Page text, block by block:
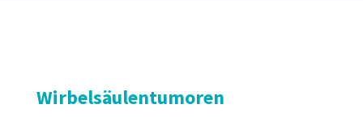
Wirbelsäulentumoren